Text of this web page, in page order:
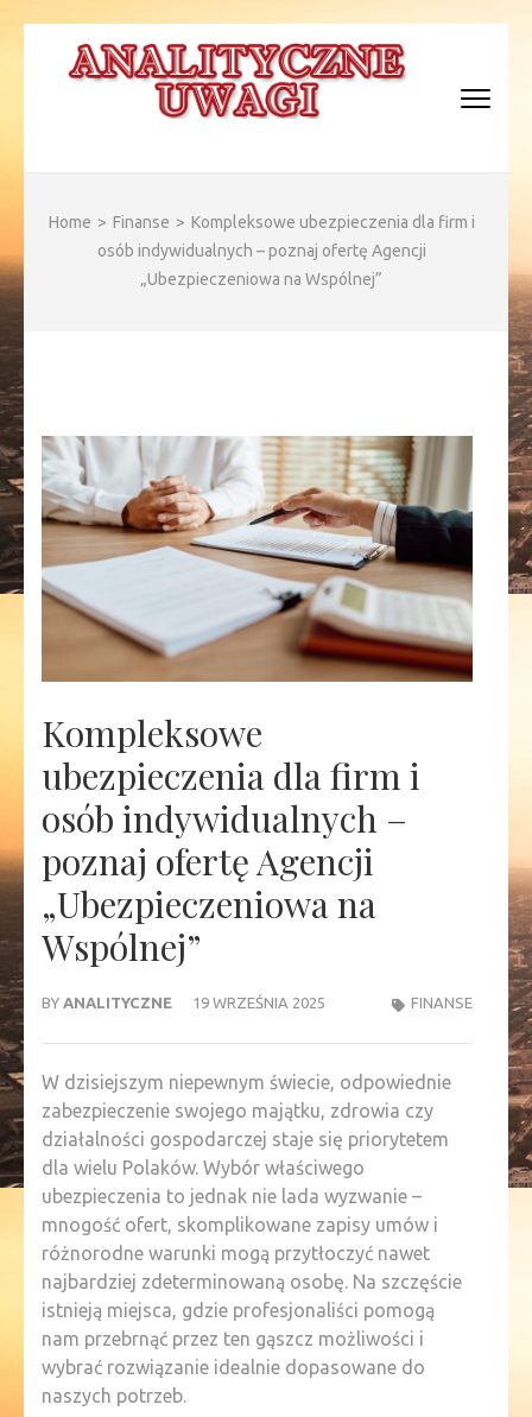
Home > Finanse > Kompleksowe ubezpieczenia dla firm i
osób indywidualnych – poznaj ofertę Agencji
„Ubezpieczeniowa na Wspólnej”
Kompleksowe
ubezpieczenia dla firm i
osób indywidualnych –
poznaj ofertę Agencji
„Ubezpieczeniowa na
Wspólnej”
BY ANALITYCZNE 19 WRZEŚNIA 2025 FINANSE
W dzisiejszym niepewnym świecie, odpowiednie
zabezpieczenie swojego majątku, zdrowia czy
działalności gospodarczej staje się priorytetem
dla wielu Polaków. Wybór właściwego
ubezpieczenia to jednak nie lada wyzwanie –
mnogość ofert, skomplikowane zapisy umów i
różnorodne warunki mogą przytłoczyć nawet
najbardziej zdeterminowaną osobę. Na szczęście
istnieją miejsca, gdzie profesjonaliści pomogą
nam przebrnąć przez ten gąszcz możliwości i
wybrać rozwiązanie idealnie dopasowane do
naszych potrzeb.